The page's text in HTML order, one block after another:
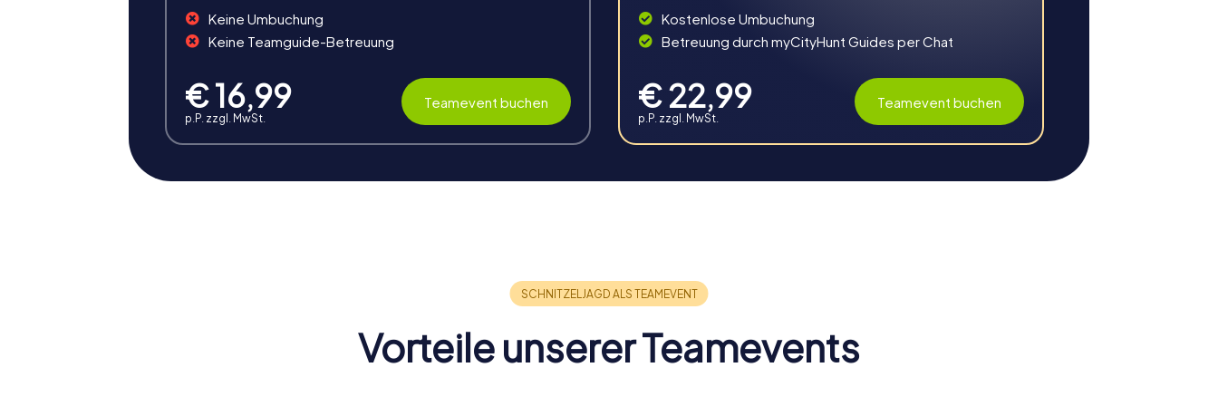
bietet euch die Möglichkeit, Valencia als interaktiven Spielplatz zu erleben und eure Teamfähigkeiten unter Beweis zu stellen.
Rätsel löst und nach dem verborgenen Schatz sucht, entdeckt ihr die prachtvolle Weihnachtsbeleuchtung und die festliche Atmosphäre Valencias.
Diese Tour ist die perfekte Gelegenheit, die Stadt in ihrem weihnachtlichen Glanz zu erleben und unvergessliche Erinnerungen zu sammeln.
Beim myCityHunt Krimispiel in Valencia werdet ihr zu echten Kriminalermittlern, die einen rätselhaften Mordfall aufklären müssen. Mit eurem Smartphone
als Ermittlungstool navigiert ihr durch die Stadt, löst knifflige Rätsel und kommt dem Täter Schritt für Schritt näher. Diese Tour bietet euch die
Möglichkeit, Valencia aus einer völlig neuen Perspektive zu entdecken und eure detektivischen Fähigkeiten unter Beweis zu stellen.
Keine Umbuchung
Keine Teamguide-Betreuung
€ 16,99
p.P. zzgl. MwSt.
Teamevent buchen
Kostenlose Umbuchung
Betreuung durch myCityHunt Guides per Chat
€ 22,99
p.P. zzgl. MwSt.
Teamevent buchen
Vorteile unserer Teamevents